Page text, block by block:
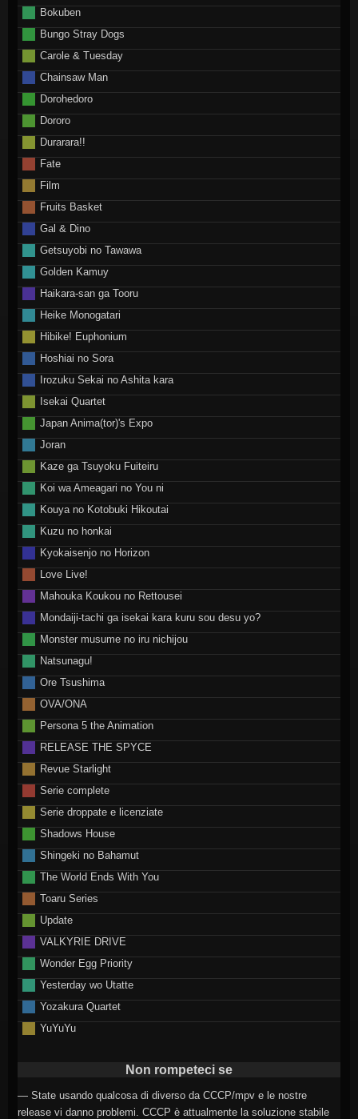
Bokuben
Bungo Stray Dogs
Carole & Tuesday
Chainsaw Man
Dorohedoro
Dororo
Durarara!!
Fate
Film
Fruits Basket
Gal & Dino
Getsuyobi no Tawawa
Golden Kamuy
Haikara-san ga Tooru
Heike Monogatari
Hibike! Euphonium
Hoshiai no Sora
Irozuku Sekai no Ashita kara
Isekai Quartet
Japan Anima(tor)'s Expo
Joran
Kaze ga Tsuyoku Fuiteiru
Koi wa Ameagari no You ni
Kouya no Kotobuki Hikoutai
Kuzu no honkai
Kyokaisenjo no Horizon
Love Live!
Mahouka Koukou no Rettousei
Mondaiji-tachi ga isekai kara kuru sou desu yo?
Monster musume no iru nichijou
Natsunagu!
Ore Tsushima
OVA/ONA
Persona 5 the Animation
RELEASE THE SPYCE
Revue Starlight
Serie complete
Serie droppate e licenziate
Shadows House
Shingeki no Bahamut
The World Ends With You
Toaru Series
Update
VALKYRIE DRIVE
Wonder Egg Priority
Yesterday wo Utatte
Yozakura Quartet
YuYuYu
Non rompeteci se
— State usando qualcosa di diverso da CCCP/mpv e le nostre
release vi danno problemi. CCCP è attualmente la soluzione stabile